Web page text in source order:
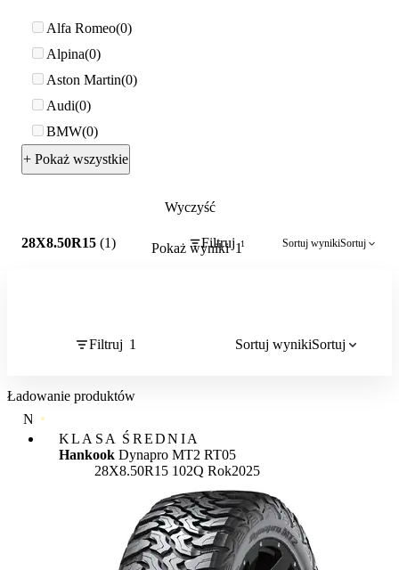
Alfa Romeo 0
Alpina 0
Aston Martin 0
Audi 0
BMW 0
+ Pokaż wszystkie
Wyczyść
Pokaż wyniki 1
28X8.50R15 (1) Filtruj 1 Sortuj wynikiSortuj
Filtruj 1 Sortuj wynikiSortuj
Ładowanie produktów
NAJWYŻSZA JAKOŚĆ
KLASA ŚREDNIA
Hankook Dynapro MT2 RT05
28X8.50R15 102Q Rok2025